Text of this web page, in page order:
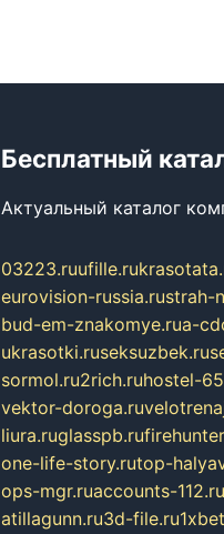
Бесплатный
Актуальный каталог
03223.ruufille.ru
eurovision-russia.rustrah-
bud-em-znakomye.rua-
ukrasotki.ruseksuzbek.ru
sormol.ru2rich.ruhostel-
vektor-doroga.ru
liura.ruglasspb.ru
one-life-story.rutop-
ops-mgr.ruaccounts-112.ru
atillagunn.ru3d-file.ru